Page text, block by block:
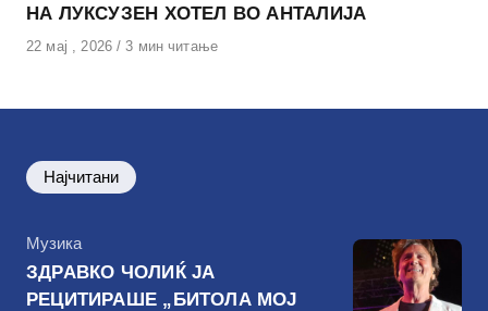
НА ЛУКСУЗЕН ХОТЕЛ ВО АНТАЛИЈА
Објавено
22 мај , 2026 3 мин читање
Најчитани
КАтегорија
Музика
ЗДРАВКО ЧОЛИЌ ЈА
РЕЦИТИРАШЕ „БИТОЛА МОЈ